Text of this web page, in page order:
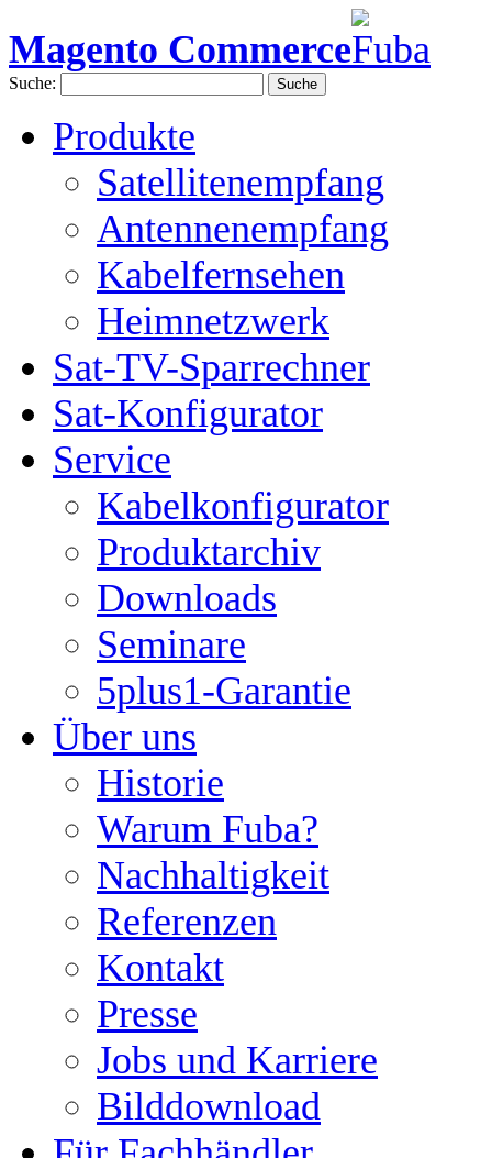
Magento Commerce
Suche: Suche
Produkte
Satellitenempfang
Antennenempfang
Kabelfernsehen
Heimnetzwerk
Sat-TV-Sparrechner
Sat-Konfigurator
Service
Kabelkonfigurator
Produktarchiv
Downloads
Seminare
5plus1-Garantie
Über uns
Historie
Warum Fuba?
Nachhaltigkeit
Referenzen
Kontakt
Presse
Jobs und Karriere
Bilddownload